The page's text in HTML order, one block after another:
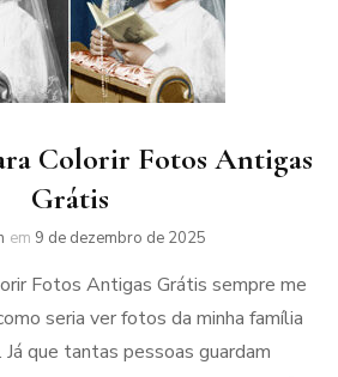
Colorir Fotos Antigas
Grátis
em 9 de dezembro de 2025
Fotos Antigas Grátis sempre me
seria ver fotos da minha família
Já que tantas pessoas guardam